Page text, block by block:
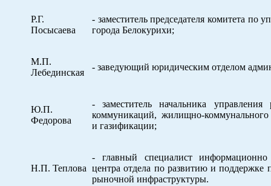
Р.Г.
Посысаева
- заместитель председателя комитета по
города Белокурихи;
М.П.
Лебединская
- заведующий юридическим отделом
Ю.П.
Федорова
- заместитель начальника управления
коммуникаций, жилищно-коммунального
и газификации;
Н.П. Теплова
- главный специалист информационно
центра отдела по развитию и поддержке
рыночной инфраструктуры.